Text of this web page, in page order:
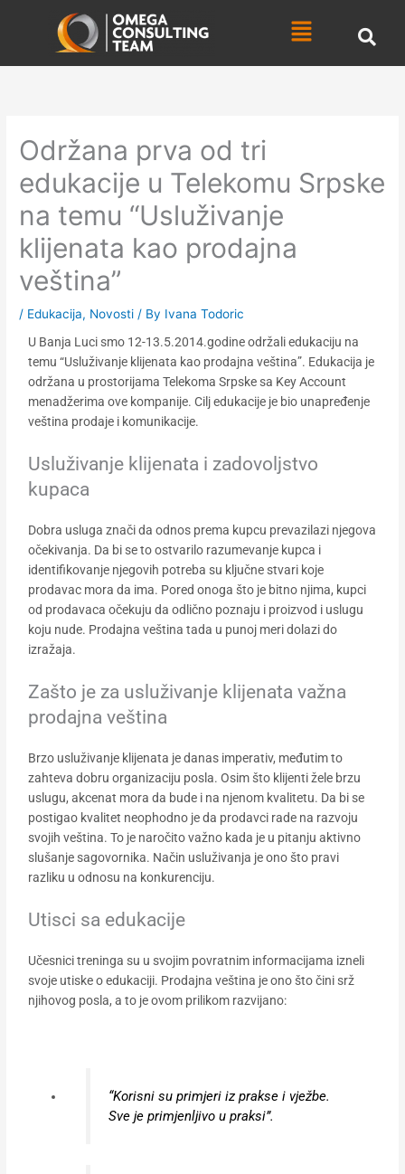
Menu
Održana prva od tri
edukacije u Telekomu Srpske
na temu “Usluživanje
klijenata kao prodajna
veština”
/ Edukacija, Novosti / By Ivana Todoric
U Banja Luci smo 12-13.5.2014.godine održali edukaciju na
temu “Usluživanje klijenata kao prodajna veština”. Edukacija je
održana u prostorijama Telekoma Srpske sa Key Account
menadžerima ove kompanije. Cilj edukacije je bio unapređenje
veština prodaje i komunikacije.
Usluživanje klijenata i zadovoljstvo
kupaca
Dobra usluga znači da odnos prema kupcu prevazilazi njegova
očekivanja. Da bi se to ostvarilo razumevanje kupca i
identifikovanje njegovih potreba su ključne stvari koje
prodavac mora da ima. Pored onoga što je bitno njima, kupci
od prodavaca očekuju da odlično poznaju i proizvod i uslugu
koju nude. Prodajna veština tada u punoj meri dolazi do
izražaja.
Zašto je za usluživanje klijenata važna
prodajna veština
Brzo usluživanje klijenata je danas imperativ, međutim to
zahteva dobru organizaciju posla. Osim što klijenti žele brzu
uslugu, akcenat mora da bude i na njenom kvalitetu. Da bi se
postigao kvalitet neophodno je da prodavci rade na razvoju
svojih veština. To je naročito važno kada je u pitanju aktivno
slušanje sagovornika. Način usluživanja je ono što pravi
razliku u odnosu na konkurenciju.
Utisci sa edukacije
Učesnici treninga su u svojim povratnim informacijama izneli
svoje utiske o edukaciji. Prodajna veština je ono što čini srž
njihovog posla, a to je ovom prilikom razvijano:
“Korisni su primjeri iz prakse i vježbe.
Sve je primjenljivo u praksi”.